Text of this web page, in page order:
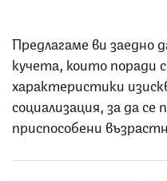
Предлагаме ви заедно
кучета, които поради
характеристики
социализация, за да
приспособени